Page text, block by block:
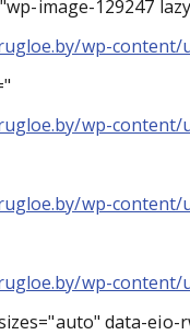
image-129247
wp-content/
wp-content/
wp-content/
wp-content/
data-